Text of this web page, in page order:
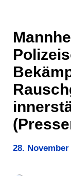
28. November